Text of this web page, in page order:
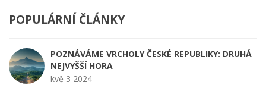
POPULÁRNÍ ČLÁNKY
POZNÁVÁME VRCHOLY ČESKÉ REPUBLIKY: DRUHÁ
NEJVYŠŠÍ HORA
kvě 3 2024